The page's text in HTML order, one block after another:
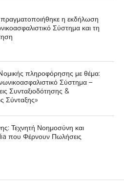
πραγματοποιήθηκε η εκδήλωση
Σύστημα και τη
πληροφόρησης με θέμα:
Σύστημα –
Συνταξιοδότησης &
Σύνταξης»
Τεχνητή Νοημοσύνη και
που Φέρνουν Πωλήσεις